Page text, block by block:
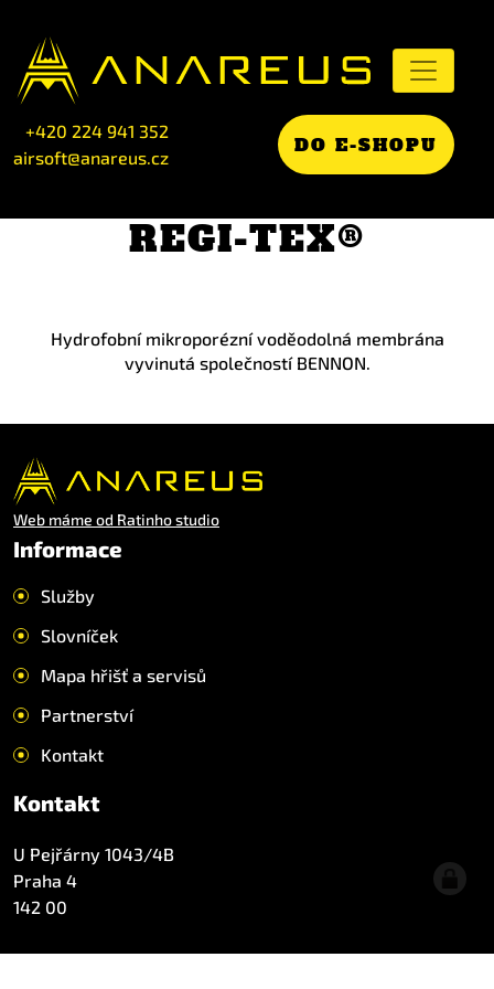
+420 224 941 352
airsoft@anareus.cz
DO E-SHOPU
REGI-TEX®
Hydrofobní mikroporézní voděodolná membrána
vyvinutá společností BENNON.
Web máme od Ratinho studio
Informace
Služby
Slovníček
Mapa hřišť a servisů
Partnerství
Kontakt
Kontakt
U Pejřárny 1043/4B
Praha 4
142 00